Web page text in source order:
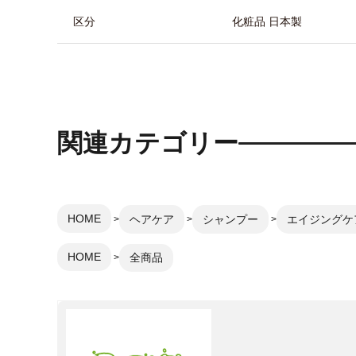
区分 化粧品 日本製
関連カテゴリー
HOME ヘアケア シャンプー エイジング
HOME 全商品